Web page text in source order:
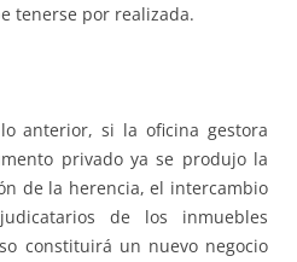
tenerse por realizada.
anterior, si la oficina gestora
privado ya se produjo la
de la herencia, el intercambio
de los inmuebles
constituirá un nuevo negocio